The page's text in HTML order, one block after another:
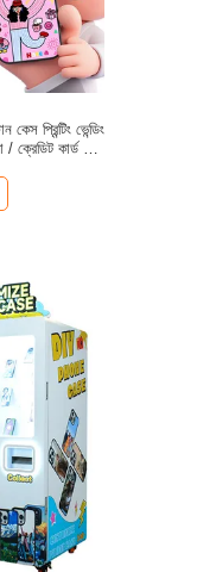
প্রিন্টিং ভেন্ডিং
/ ক্রেডিট কার্ড /